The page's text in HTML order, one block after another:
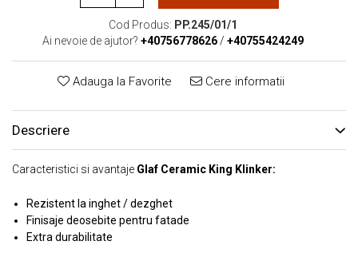
Cod Produs: PP.245/01/1
Ai nevoie de ajutor? +40756778626 / +40755424249
Adauga la Favorite Cere informatii
Descriere
Caracteristici si avantaje Glaf Ceramic King Klinker:
Rezistent la inghet / dezghet
Finisaje deosebite pentru fatade
Extra durabilitate